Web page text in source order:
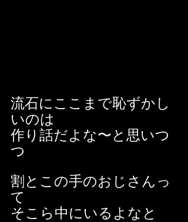
流石にここまで恥ずかし
いのは
作り話だよな〜と思いつ
つ
割とこの手のおじさんっ
て
そこら中にいるよなと